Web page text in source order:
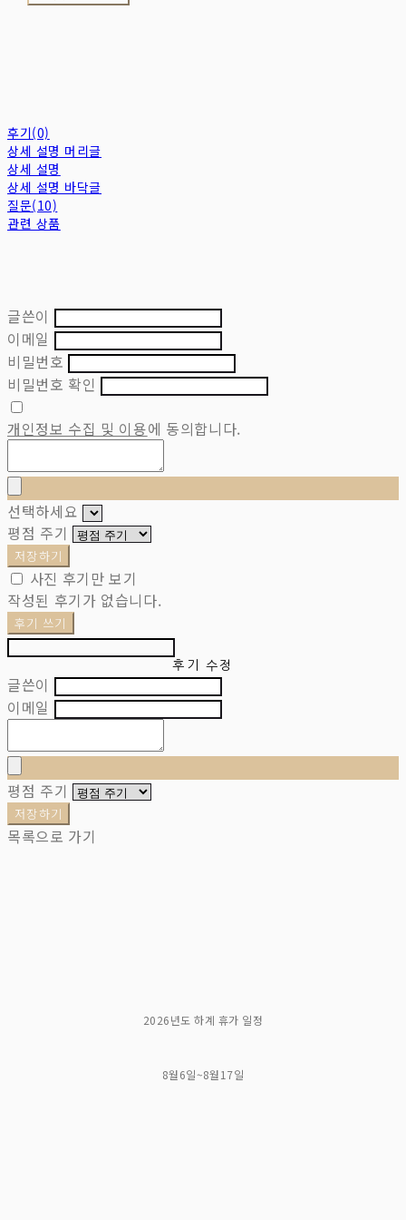
후기(0)
상세 설명 머리글
상세 설명
상세 설명 바닥글
질문(10)
관련 상품
글쓴이
이메일
비밀번호
비밀번호 확인
개인정보 수집 및 이용에 동의합니다.
선택하세요
평점 주기
저장하기
사진 후기만 보기
작성된 후기가 없습니다.
후기 쓰기
후기 수정
글쓴이
이메일
평점 주기
저장하기
목록으로 가기
2026년도 하계 휴가 일정
8월6일~8월17일